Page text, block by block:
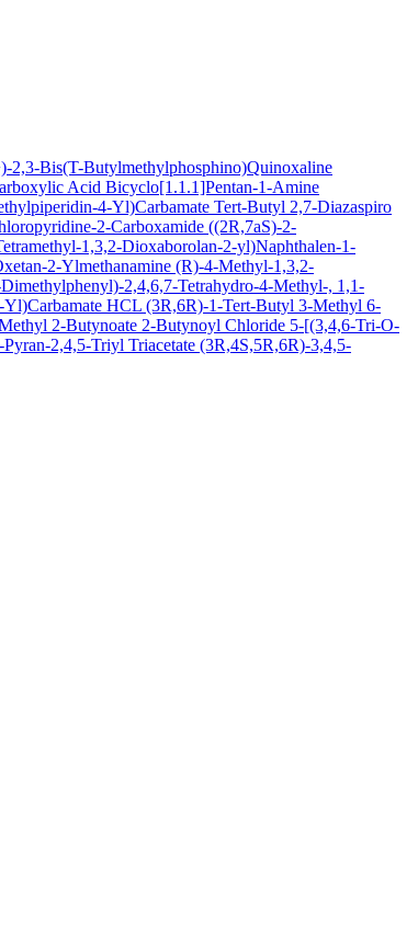
2,3-Bis(T-Butylmethylphosphino)Quinoxaline
Acid Bicyclo[1.1.1]Pentan-1-Amine
4-Yl)Carbamate Tert-Butyl 2,7-Diazaspiro
2-Carboxamide ((2R,7aS)-2-
1,3,2-Dioxaborolan-2-yl)Naphthalen-1-
2-Ylmethanamine (R)-4-Methyl-1,3,2-
2,4,6,7-Tetrahydro-4-Methyl-, 1,1-
HCL (3R,6R)-1-Tert-Butyl 3-Methyl 6-
2-Butynoate 2-Butynoyl Chloride 5-[(3,4,6-Tri-O-
2,4,5-Triyl Triacetate (3R,4S,5R,6R)-3,4,5-